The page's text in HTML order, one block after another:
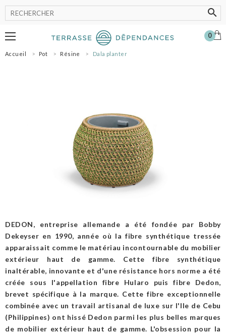
0
MOBILIER
OMBRAGE
SHOWROOM
NOS MARQUES
PROFESSIONNELS
SE CONNECTER
0 MON PANIER
Accueil Pot Résine Dala planter
DEDON, entreprise allemande a été fondée par Bobby
Dekeyser en 1990, année où la fibre synthétique tressée
apparaissait comme le matériau incontournable du mobilier
extérieur haut de gamme. Cette fibre synthétique
inaltérable, innovante et d'une résistance hors norme a été
créée sous l'appellation fibre Hularo puis fibre Dedon,
brevet spécifique à la marque. Cette fibre exceptionnelle
combinée avec un travail artisanal de luxe sur l'Ile de Cebu
(Philippines) ont hissé Dedon parmi les plus belles marques
de mobilier extérieur haut de gamme. L'obsession pour la